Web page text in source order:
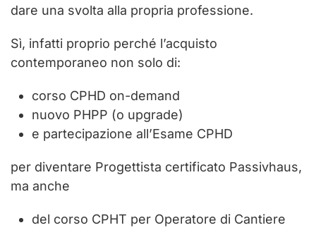
dare una svolta alla propria professione.
Sì, infatti proprio perché l’acquisto
contemporaneo non solo di:
corso CPHD on-demand
nuovo PHPP (o upgrade)
e partecipazione all’Esame CPHD
per diventare Progettista certificato Passivhaus,
ma anche
del corso CPHT per Operatore di Cantiere